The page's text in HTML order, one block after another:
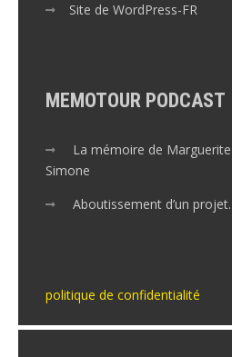
Site de WordPress-FR
MEMOTOUR PODCAST
La mémoire de
Simone
Aboutissement d’un
politique de confidentialité